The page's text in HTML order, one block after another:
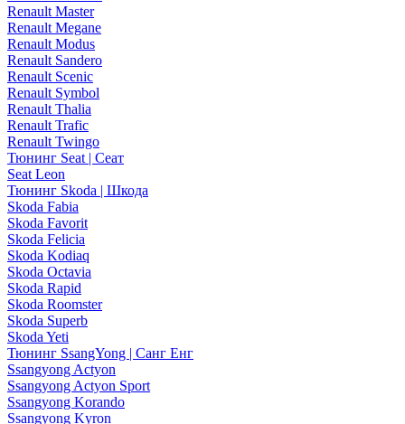
Renault Master
Renault Megane
Renault Modus
Renault Sandero
Renault Scenic
Renault Symbol
Renault Thalia
Renault Trafic
Renault Twingo
Тюнинг Seat | Сеат
Seat Leon
Тюнинг Skoda | Шкода
Skoda Fabia
Skoda Favorit
Skoda Felicia
Skoda Kodiaq
Skoda Octavia
Skoda Rapid
Skoda Roomster
Skoda Superb
Skoda Yeti
Тюнинг SsangYong | Санг Енг
Ssangyong Actyon
Ssangyong Actyon Sport
Ssangyong Korando
Ssangyong Kyron